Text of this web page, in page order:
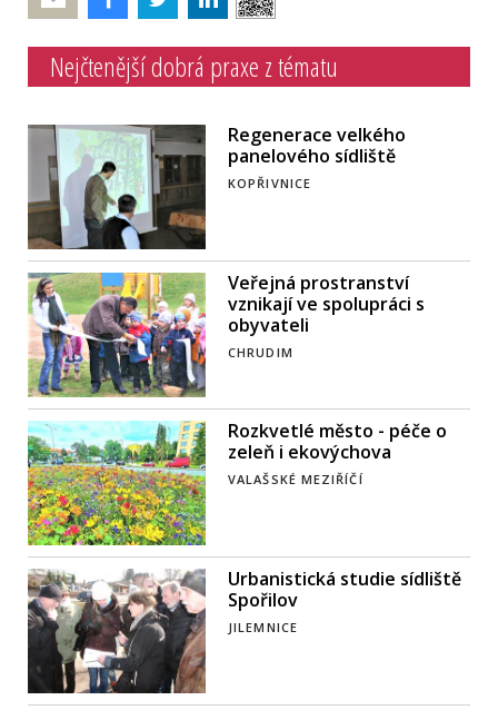
Nejčtenější dobrá praxe z tématu
Regenerace velkého
panelového sídliště
KOPŘIVNICE
Veřejná prostranství
vznikají ve spolupráci s
obyvateli
CHRUDIM
Rozkvetlé město - péče o
zeleň i ekovýchova
VALAŠSKÉ MEZIŘÍČÍ
Urbanistická studie sídliště
Spořilov
JILEMNICE